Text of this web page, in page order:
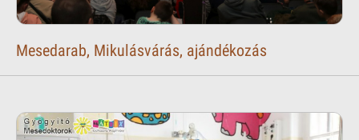
Mesedarab, Mikulásvárás, ajándékozás